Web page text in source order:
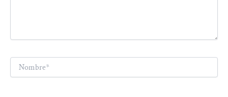
Nombre*